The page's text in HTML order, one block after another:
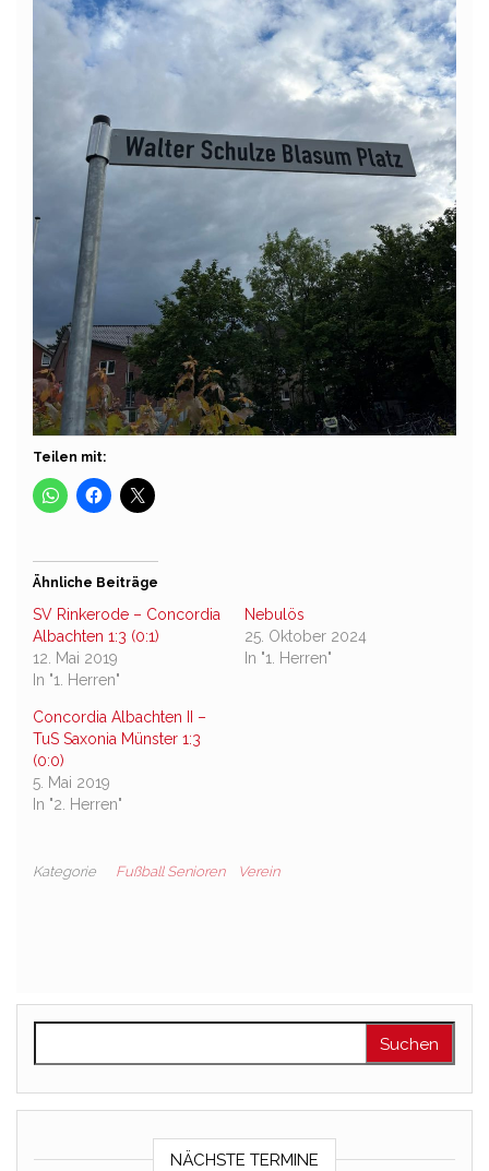
Teilen mit:
Ähnliche Beiträge
SV Rinkerode – Concordia
Albachten 1:3 (0:1)
12. Mai 2019
In "1. Herren"
Nebulös
25. Oktober 2024
In "1. Herren"
Concordia Albachten II –
TuS Saxonia Münster 1:3
(0:0)
5. Mai 2019
In "2. Herren"
Kategorie Fußball Senioren Verein
NÄCHSTE TERMINE